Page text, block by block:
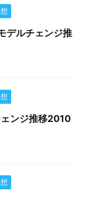
デルチェンジ推
ンジ推移2010